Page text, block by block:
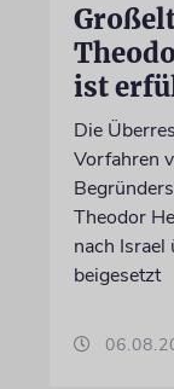
ist
Die
Vorfahren
Theodor
nach
beigesetzt